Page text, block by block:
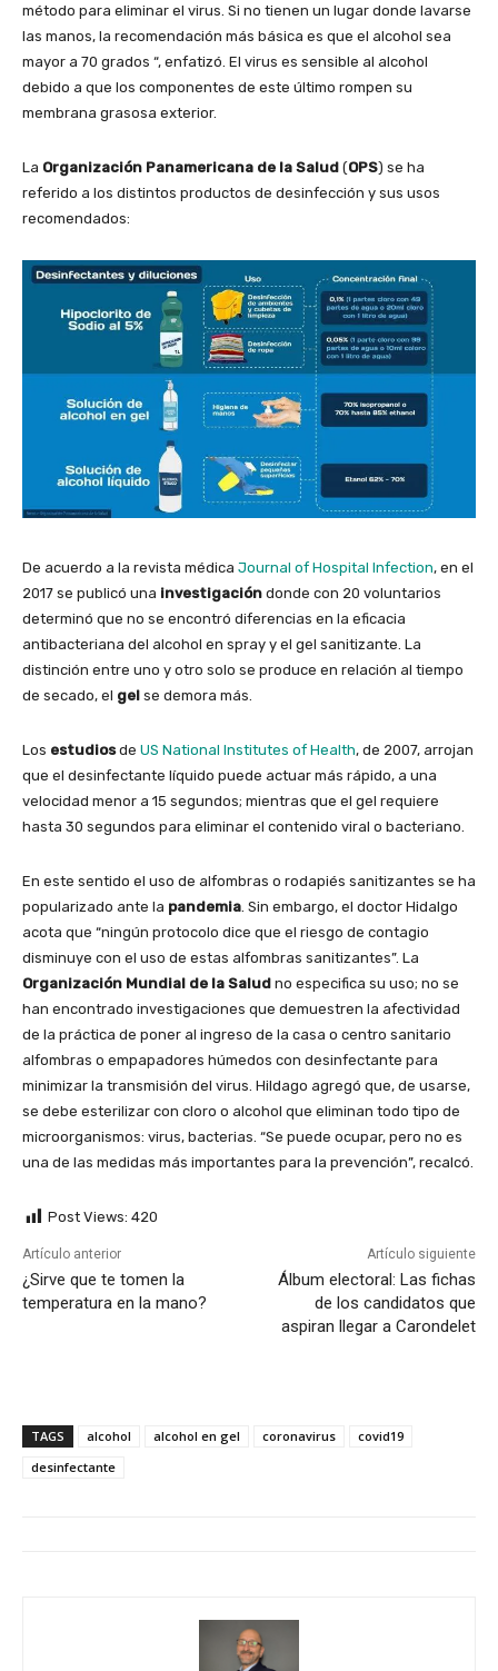
método para eliminar el virus. Si no tienen un lugar donde lavarse
las manos, la recomendación más básica es que el alcohol sea
mayor a 70 grados “, enfatizó. El virus es sensible al alcohol
debido a que los componentes de este último rompen su
membrana grasosa exterior.
La Organización Panamericana de la Salud (OPS) se ha
referido a los distintos productos de desinfección y sus usos
recomendados:
De acuerdo a la revista médica Journal of Hospital Infection, en el
2017 se publicó una investigación donde con 20 voluntarios
determinó que no se encontró diferencias en la eficacia
antibacteriana del alcohol en spray y el gel sanitizante. La
distinción entre uno y otro solo se produce en relación al tiempo
de secado, el gel se demora más.
Los estudiosde US National Institutes of Health, de 2007, arrojan
que el desinfectante líquido puede actuar más rápido, a una
velocidad menor a 15 segundos; mientras que el gel requiere
hasta 30 segundos para eliminar el contenido viral o bacteriano.
En este sentido el uso de alfombras o rodapiés sanitizantes se ha
popularizado ante la pandemia . Sin embargo, el doctor Hidalgo
acota que “ningún protocolo dice que el riesgo de contagio
disminuye con el uso de estas alfombras sanitizantes”. La
Organización Mundial de la Salud no especifica su uso; no se
han encontrado investigaciones que demuestren la afectividad
de la práctica de poner al ingreso de la casa o centro sanitario
alfombras o empapadores húmedos con desinfectante para
minimizar la transmisión del virus. Hildago agregó que, de usarse,
se debe esterilizar con cloro o alcohol que eliminan todo tipo de
microorganismos: virus, bacterias. “Se puede ocupar, pero no es
una de las medidas más importantes para la prevención”, recalcó.
Post Views: 420
Artículo anterior
¿Sirve que te tomen la
temperatura en la mano?
Artículo siguiente
Álbum electoral: Las fichas
de los candidatos que
aspiran llegar a Carondelet
TAGS alcohol alcohol en gel coronavirus
covid19
desinfectante